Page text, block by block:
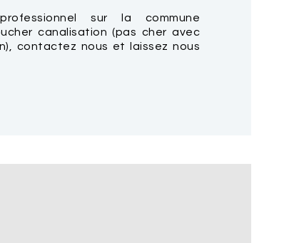
sur la commune
canalisation (pas cher avec
contactez nous et laissez nous